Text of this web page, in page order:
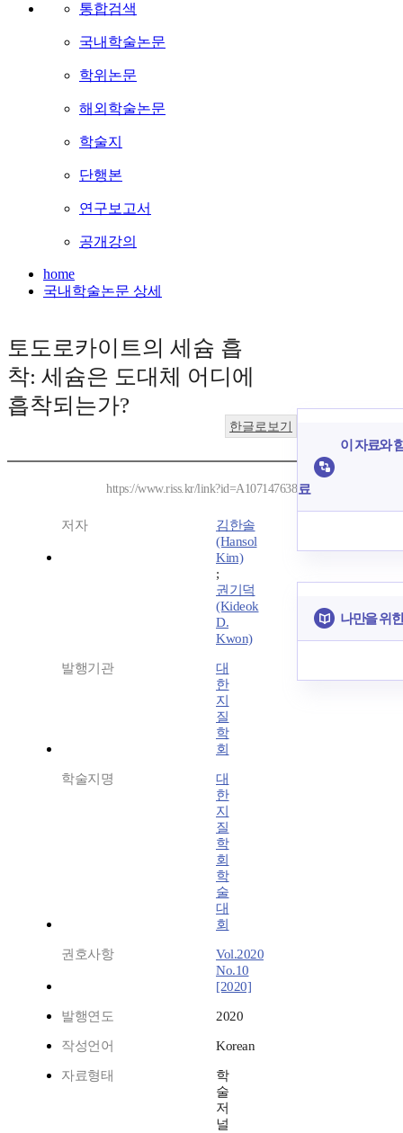
통합검색
국내학술논문
학위논문
해외학술논문
학술지
단행본
연구보고서
공개강의
home
국내학술논문 상세
토도로카이트의 세슘 흡
착: 세슘은 도대체 어디에
흡착되는가?
한글로보기
https://www.riss.kr/link?id=A107147638
저자
김한솔
(Hansol
Kim)
;
권기덕
(Kideok
D.
Kwon)
발행기관
대
한
지
질
학
회
학술지명
대
한
지
질
학
회
학
술
대
회
권호사항
Vol.2020
No.10
[2020]
발행연도 2020
작성언어 Korean
자료형태
학
술
저
널
이 자료와
료
나만을 위